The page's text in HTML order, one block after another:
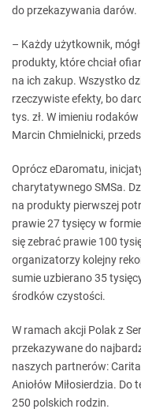
do przekazywania darów.
– Każdy użytkownik,
produkty, które chciał
na ich zakup. Wszystko
rzeczywiste efekty, bo
tys. zł. W imieniu
Marcin Chmielnicki,
Oprócz eDaromatu,
charytatywnego SMSa.
na produkty pierwszej
prawie 27 tysięcy w
się zebrać prawie 100
organizatorzy kolejny
sumie uzbierano 35
środków czystości.
W ramach akcji Polak z
przekazywane do
naszych partnerów:
Aniołów Miłosierdzia. Do
250 polskich rodzin.